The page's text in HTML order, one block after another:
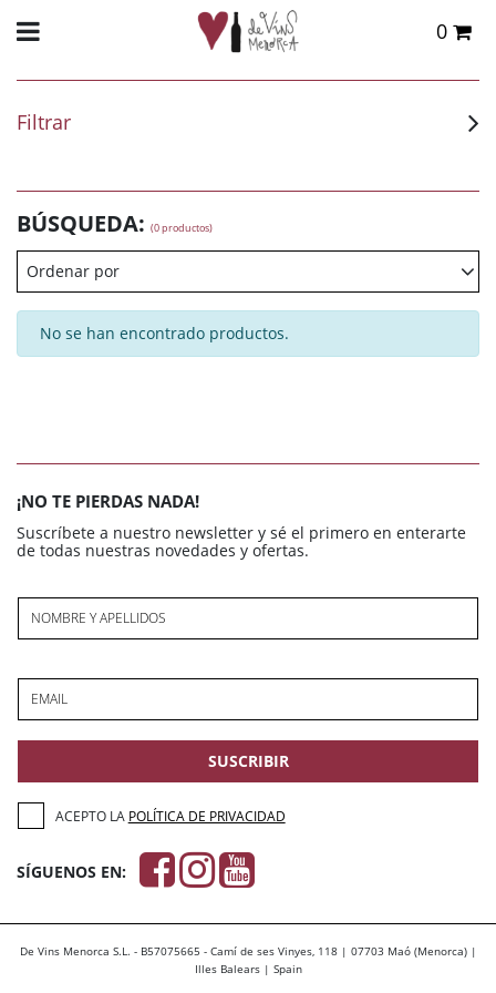
0
Filtrar
BÚSQUEDA: (0 productos)
Ordenar por
No se han encontrado productos.
¡NO TE PIERDAS NADA!
Suscríbete a nuestro newsletter y sé el primero en enterarte
de todas nuestras novedades y ofertas.
NOMBRE Y APELLIDOS
EMAIL
SUSCRIBIR
ACEPTO LA POLÍTICA DE PRIVACIDAD
SÍGUENOS EN:
De Vins Menorca S.L. - B57075665 - Camí de ses Vinyes, 118 | 07703 Maó (Menorca) |
Illes Balears | Spain